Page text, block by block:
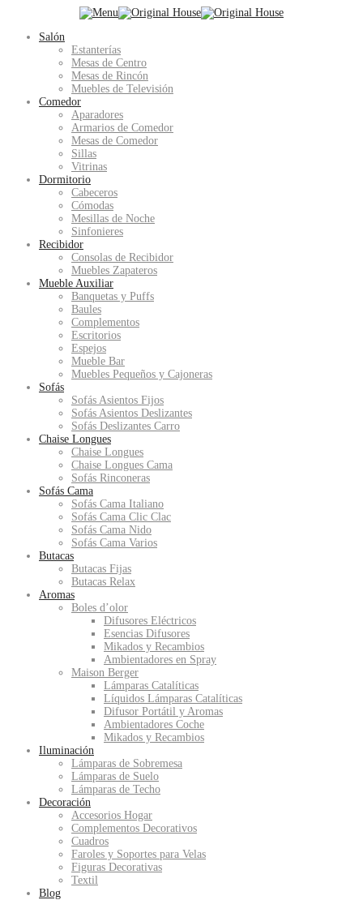
Salón
Estanterías
Mesas de Centro
Mesas de Rincón
Muebles de Televisión
Comedor
Aparadores
Armarios de Comedor
Mesas de Comedor
Sillas
Vitrinas
Dormitorio
Cabeceros
Cómodas
Mesillas de Noche
Sinfonieres
Recibidor
Consolas de Recibidor
Muebles Zapateros
Mueble Auxiliar
Banquetas y Puffs
Baules
Complementos
Escritorios
Espejos
Mueble Bar
Muebles Pequeños y Cajoneras
Sofás
Sofás Asientos Fijos
Sofás Asientos Deslizantes
Sofás Deslizantes Carro
Chaise Longues
Chaise Longues
Chaise Longues Cama
Sofás Rinconeras
Sofás Cama
Sofás Cama Italiano
Sofás Cama Clic Clac
Sofás Cama Nido
Sofás Cama Varios
Butacas
Butacas Fijas
Butacas Relax
Aromas
Boles d’olor
Difusores Eléctricos
Esencias Difusores
Mikados y Recambios
Ambientadores en Spray
Maison Berger
Lámparas Catalíticas
Líquidos Lámparas Catalíticas
Difusor Portátil y Aromas
Ambientadores Coche
Mikados y Recambios
Iluminación
Lámparas de Sobremesa
Lámparas de Suelo
Lámparas de Techo
Decoración
Accesorios Hogar
Complementos Decorativos
Cuadros
Faroles y Soportes para Velas
Figuras Decorativas
Textil
Blog